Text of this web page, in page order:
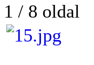
1 / 8 oldal